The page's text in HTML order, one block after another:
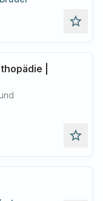
star_outline
|
star_outline